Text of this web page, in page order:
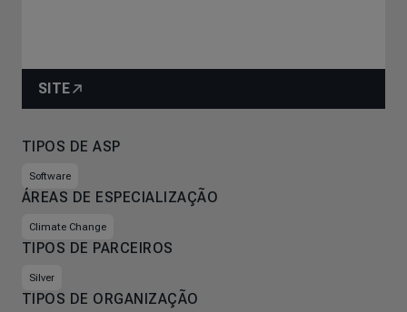
SITE
TIPOS DE ASP
Software
ÁREAS DE ESPECIALIZAÇÃO
Climate Change
TIPOS DE PARCEIROS
Silver
TIPOS DE ORGANIZAÇÃO